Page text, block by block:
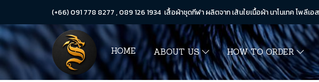
(+66) 091 778 8277 , 089 126 1934 เสื้อผ้าชุดกีฬา ผลิตจาก เส้นใยเนื้อผ้า นาโนเทค โพลีเอ
HOME ABOUT US HOW TO ORDER